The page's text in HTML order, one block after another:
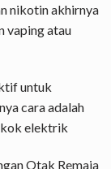
nikotin akhirnya
vaping atau
untuk
cara adalah
elektrik
Otak Remaja